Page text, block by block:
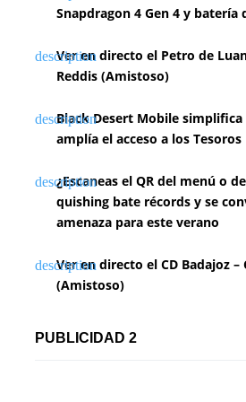
Snapdragon 4 Gen 4 y batería
Ver en directo el Petro de
Reddis (Amistoso)
Black Desert Mobile
amplía el acceso a los Tesoros
¿Escaneas el QR del menú o
quishing bate récords y se
amenaza para este verano
Ver en directo el CD Badajoz –
(Amistoso)
PUBLICIDAD 2